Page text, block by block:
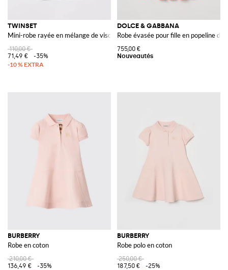
TWINSET
Mini-robe rayée en mélange de viscose
110,00 €
71,49 €
-35%
DOLCE & GABBANA
Robe évasée pour fille en popeline
755,00 €
BURBERRY
Robe en coton
210,00 €
136,49 €
-35%
BURBERRY
Robe polo en coton
250,00 €
187,50 €
-25%